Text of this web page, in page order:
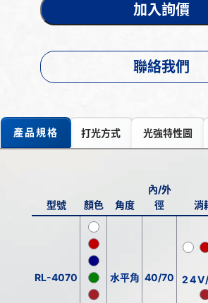
加入詢價
聯絡我們
產品規格 打光方式 光強特性圖
型號 顏色 角度
內/外
徑
消
RL-4070 水平角 40/70